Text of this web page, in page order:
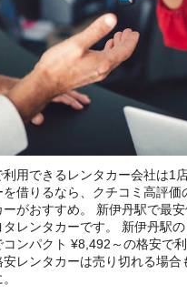
利用できるレンタカー会社は1
借りるなら、クチコミ高評価
がおすすめ。 新伊丹駅で最
レンタカーです。 新伊丹駅
コンパクト ¥8,492～の格安で
レンタカーは売り切れる場合